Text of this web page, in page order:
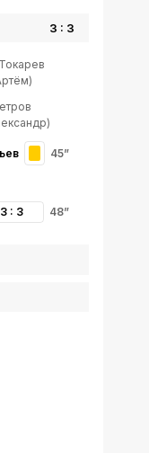
45”
48”
3 : 3
3 : 3